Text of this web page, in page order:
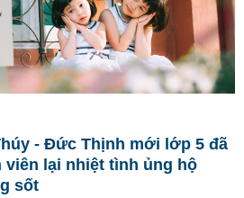
- Đức Thịnh mới lớp 5 đã
viên lại nhiệt tình ủng hộ
sốt